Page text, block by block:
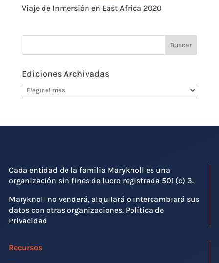
Viaje de Inmersión en East Africa 2020
Ediciones Archivadas
Ediciones
Cada entidad de la familia Maryknoll es una
organización sin fines de lucro registrada 501 (c) 3.
Maryknoll no venderá, alquilará o intercambiará sus
datos con otras organizaciones. Política de
Privacidad
Recursos